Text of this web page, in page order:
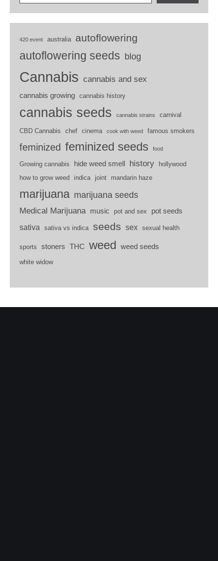
420 event australia autoflowering
autoflowering seeds blog
Cannabis cannabis and sex
cannabis growing cannabis history
cannabis seeds cannabis strains carnival
CBD Cannabis chef cinema cook with weed famous smokers
feminized feminized seeds food
Growing cannabis hide weed smell history
hollywood
how to grow weed
indica joint mandarin haze
marijuana marijuana seeds
Medical Marijuana
music pot and sex pot seeds
sativa sativa vs indica seeds sex sexual health
sports stoners THC weed weed seeds
white widow